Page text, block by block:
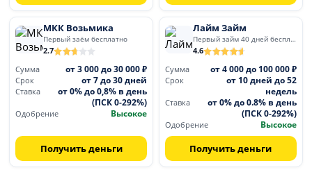
МКК Возьмика
Первый заём бесплатно
2.7
Сумма
от 3 000 до 30 000 ₽
Срок от 7 до 30 дней
Ставка
от 0% до 0,8% в день
(ПСК 0-292%)
Одобрение Высокое
Получить деньги
Лайм Займ
Первый займ 40 дней бесплатно
4.6
Сумма
от 4 000 до 100 000 ₽
Срок
от 10 дней до 52
недель
Ставка
от 0% до 0.8% в день
(ПСК 0-292%)
Одобрение Высокое
Получить деньги